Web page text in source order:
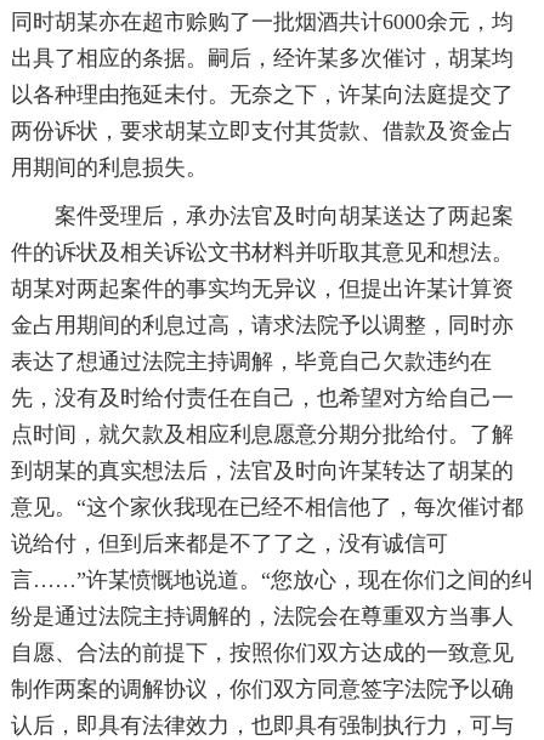
同时胡某亦在超市赊购了一批烟酒共计6000余元，均
出具了相应的条据。嗣后，经许某多次催讨，胡某均
以各种理由拖延未付。无奈之下，许某向法庭提交了
两份诉状，要求胡某立即支付其货款、借款及资金占
用期间的利息损失。
案件受理后，承办法官及时向胡某送达了两起案
件的诉状及相关诉讼文书材料并听取其意见和想法。
胡某对两起案件的事实均无异议，但提出许某计算资
金占用期间的利息过高，请求法院予以调整，同时亦
表达了想通过法院主持调解，毕竟自己欠款违约在
先，没有及时给付责任在自己，也希望对方给自己一
点时间，就欠款及相应利息愿意分期分批给付。了解
到胡某的真实想法后，法官及时向许某转达了胡某的
意见。“这个家伙我现在已经不相信他了，每次催讨都
说给付，但到后来都是不了了之，没有诚信可
言……”许某愤慨地说道。“您放心，现在你们之间的纠
纷是通过法院主持调解的，法院会在尊重双方当事人
自愿、合法的前提下，按照你们双方达成的一致意见
制作两案的调解协议，你们双方同意签字法院予以确
认后，即具有法律效力，也即具有强制执行力，可与